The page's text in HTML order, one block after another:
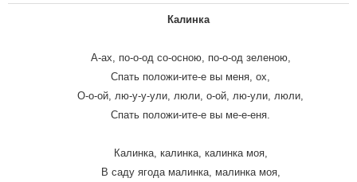
Калинка
А-ах, по-о-од со-осною, по-о-од зеленою,
Спать положи-ите-е вы меня, ох,
О-о-ой, лю-у-у-ули, люли, о-ой, лю-ули, люли,
Спать положи-ите-е вы ме-е-еня.
Калинка, калинка, калинка моя,
В саду ягода малинка, малинка моя,